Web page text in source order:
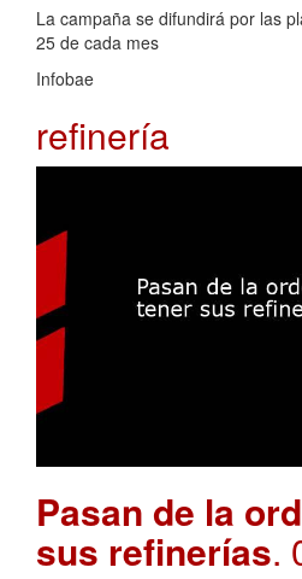
La campaña se difundirá por las
25 de cada mes
Infobae
refinería
Pasan de la
sus refinerías.